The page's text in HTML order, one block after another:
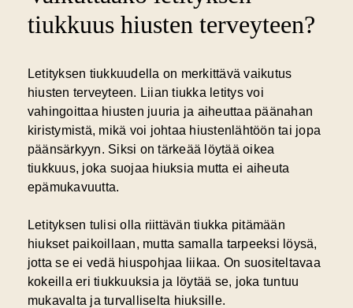
tiukkuus hiusten terveyteen?
Letityksen tiukkuudella on merkittävä vaikutus
hiusten terveyteen. Liian tiukka letitys voi
vahingoittaa hiusten juuria ja aiheuttaa päänahan
kiristymistä, mikä voi johtaa hiustenlähtöön tai jopa
päänsärkyyn. Siksi on tärkeää löytää oikea
tiukkuus, joka suojaa hiuksia mutta ei aiheuta
epämukavuutta.
Letityksen tulisi olla riittävän tiukka pitämään
hiukset paikoillaan, mutta samalla tarpeeksi löysä,
jotta se ei vedä hiuspohjaa liikaa. On suositeltavaa
kokeilla eri tiukkuuksia ja löytää se, joka tuntuu
mukavalta ja turvalliselta hiuksille.